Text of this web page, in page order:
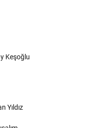
Keşoğlu
Yıldız